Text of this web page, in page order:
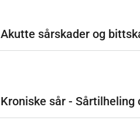
Akutte sårskader og
Kroniske sår - Sårtilheling